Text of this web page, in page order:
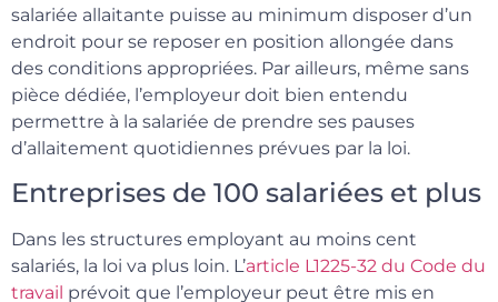
salariée allaitante puisse au minimum disposer d’un
endroit pour se reposer en position allongée dans
des conditions appropriées. Par ailleurs, même sans
pièce dédiée, l’employeur doit bien entendu
permettre à la salariée de prendre ses pauses
d’allaitement quotidiennes prévues par la loi.
Entreprises de 100 salariées et plus
Dans les structures employant au moins cent
salariés, la loi va plus loin. L’article L1225-32 du Code du
travail prévoit que l’employeur peut être mis en